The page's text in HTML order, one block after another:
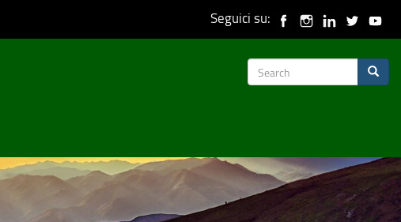
Seguici su:
Search